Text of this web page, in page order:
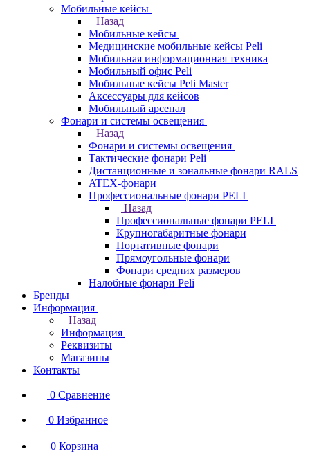
Мобильные кейсы
Назад
Мобильные кейсы
Медицинские мобильные кейсы Peli
Мобильная информационная техника
Мобильный офис Peli
Мобильные кейсы Peli Master
Аксессуары для кейсов
Мобильный арсенал
Фонари и системы освещения
Назад
Фонари и системы освещения
Тактические фонари Peli
Дистанционные и зональные фонари RALS
ATEX-фонари
Профессиональные фонари PELI
Назад
Профессиональные фонари PELI
Крупногабаритные фонари
Портативные фонари
Прямоугольные фонари
Фонари средних размеров
Налобные фонари Peli
Бренды
Информация
Назад
Информация
Реквизиты
Магазины
Контакты
0 Сравнение
0 Избранное
0 Корзина